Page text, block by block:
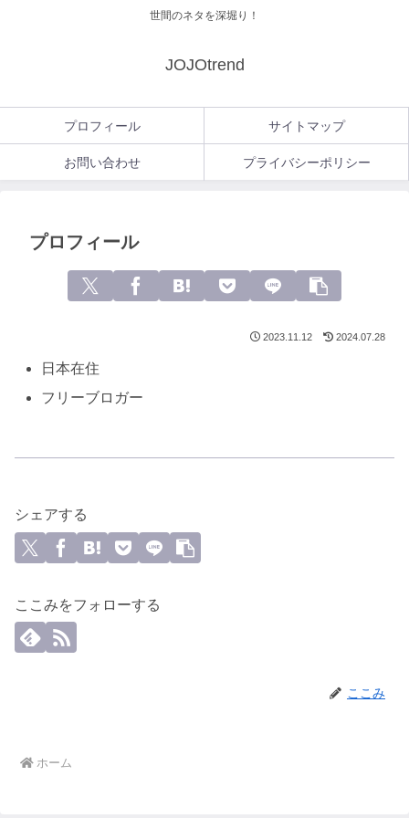
世間のネタを深堀り！
JOJOtrend
プロフィール サイトマップ
お問い合わせ プライバシーポリシー
プロフィール
2023.11.12 2024.07.28
日本在住
フリーブロガー
シェアする
ここみをフォローする
ここみ
ホーム